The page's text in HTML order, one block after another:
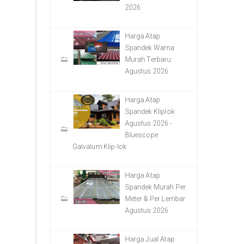
2026
Harga Atap
Spandek Warna
Murah Terbaru
Agustus 2026
Harga Atap
Spandek Kliplok
Agustus 2026 -
Bluescope
Galvalum Klip-lok
Harga Atap
Spandek Murah Per
Meter & Per Lembar
Agustus 2026
Harga Jual Atap